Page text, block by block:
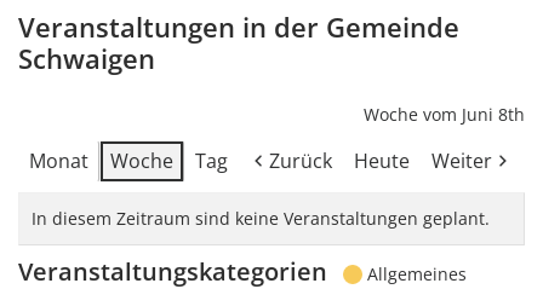
Veranstaltungen in der Gemeinde
Schwaigen
Woche vom Juni 8th
Monat Woche Tag Zurück Heute Weiter
In diesem Zeitraum sind keine Veranstaltungen geplant.
Veranstaltungskategorien
Allgemeines